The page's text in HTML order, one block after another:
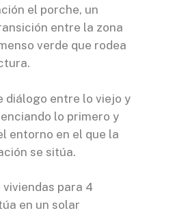
el porche, un
entre la zona
verde que rodea
diálogo entre lo viejo y
lo primero y
entorno en el que la
se sitúa.
viviendas para 4
en un solar